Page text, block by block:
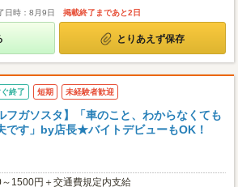
日時：8月9日 掲載終了まであと2日
とりあえず保存
終了 短期 未経験者歓迎
フガソスタ】「車のこと、わからなくても
です」by店長★バイトデビューもOK！
1500円＋交通費規定内支給